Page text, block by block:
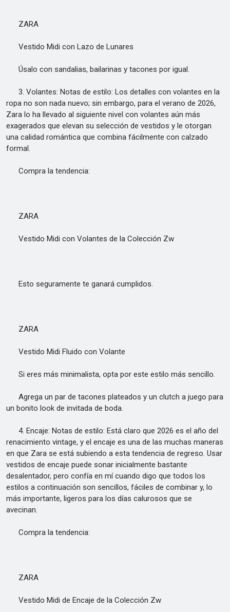
ZARA
Vestido Midi con Lazo de Lunares
Úsalo con sandalias, bailarinas y tacones por igual.
3. Volantes: Notas de estilo: Los detalles con volantes en la
ropa no son nada nuevo; sin embargo, para el verano de 2026,
Zara lo ha llevado al siguiente nivel con volantes aún más
exagerados que elevan su selección de vestidos y le otorgan
una calidad romántica que combina fácilmente con calzado
formal.
Compra la tendencia:
ZARA
Vestido Midi con Volantes de la Colección Zw
Esto seguramente te ganará cumplidos.
ZARA
Vestido Midi Fluido con Volante
Si eres más minimalista, opta por este estilo más sencillo.
Agrega un par de tacones plateados y un clutch a juego para
un bonito look de invitada de boda.
4. Encaje: Notas de estilo: Está claro que 2026 es el año del
renacimiento vintage, y el encaje es una de las muchas maneras
en que Zara se está subiendo a esta tendencia de regreso. Usar
vestidos de encaje puede sonar inicialmente bastante
desalentador, pero confía en mí cuando digo que todos los
estilos a continuación son sencillos, fáciles de combinar y, lo
más importante, ligeros para los días calurosos que se
avecinan.
Compra la tendencia:
ZARA
Vestido Midi de Encaje de la Colección Zw